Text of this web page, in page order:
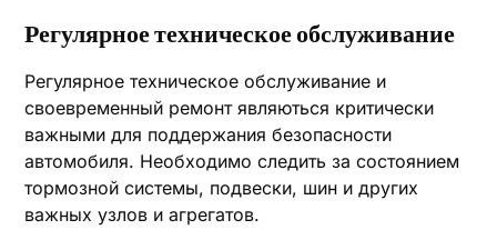
Регулярное техническое обслуживание
Регулярное техническое обслуживание и
своевременный ремонт являються критически
важными для поддержания безопасности
автомобиля. Необходимо следить за состоянием
тормозной системы, подвески, шин и других
важных узлов и агрегатов.